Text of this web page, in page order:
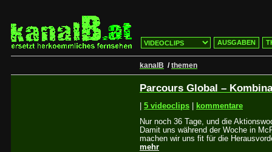
AUSGABEN
kanalB /themen
Parcours Global –
5 videoclips
kommentare
Nur noch 36 Tage, und die
Damit uns während der Woche in
machen wir uns fit für die
mehr